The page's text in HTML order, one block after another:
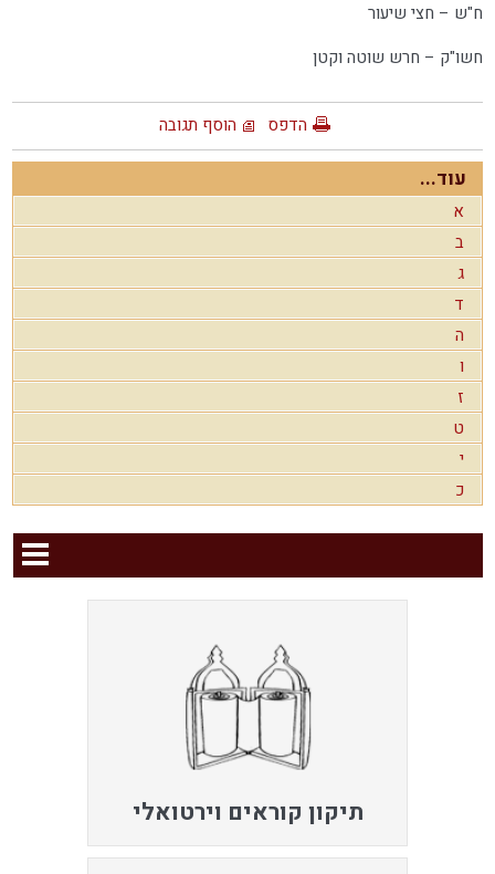
ח"ש – חצי שיעור
חשו"ק – חרש שוטה וקטן
הדפס הוסף תגובה
עוד...
א
ב
ג
ד
ה
ו
ז
ט
י
כ
תיקון קוראים וירטואלי